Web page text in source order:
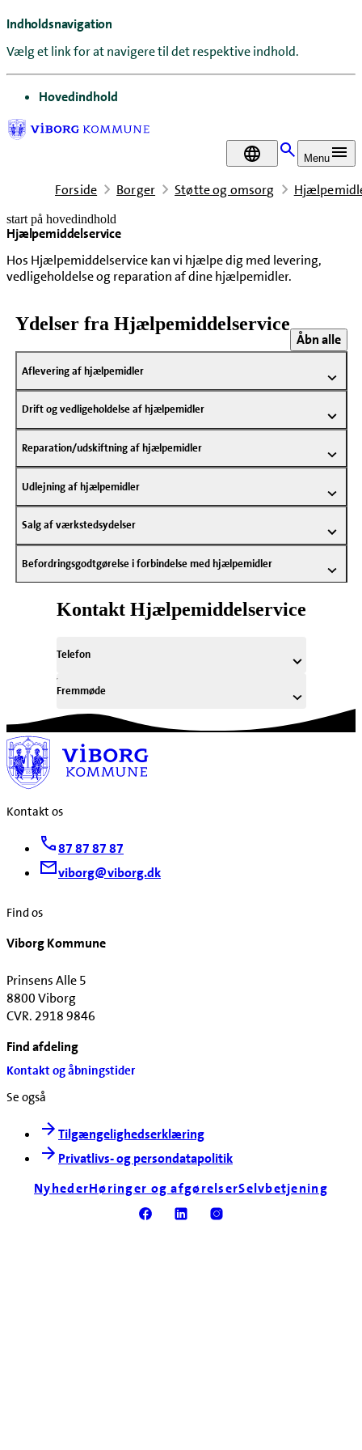
Indholdsnavigation
Vælg et link for at navigere til det respektive indhold.
gå til
Hovedindhold
DA Menu
Forside Borger Støtte og omsorg
start på hovedindhold
Hjælpemiddelservice
Hos Hjælpemiddelservice kan vi hjælpe dig med levering,
vedligeholdelse og reparation af dine hjælpemidler.
senest opdateret 14. april 2026
Ydelser fra Hjælpemiddelservice
Åbn alle
Aflevering af hjælpemidler
Drift og vedligeholdelse af hjælpemidler
Reparation/udskiftning af hjælpemidler
Udlejning af hjælpemidler
Salg af værkstedsydelser
Befordringsgodtgørelse i forbindelse med hjælpemidler
Kontakt Hjælpemiddelservice
Telefon
Fremmøde
Kontakt os
87 87 87 87
viborg@viborg.dk
Find os
Viborg Kommune
Prinsens Alle 5
8800 Viborg
CVR. 2918 9846
Find afdeling
Kontakt og åbningstider
Se også
Tilgængelighedserklæring
Privatlivs- og persondatapolitik
NyhederHøringer og afgørelserSelvbetjening